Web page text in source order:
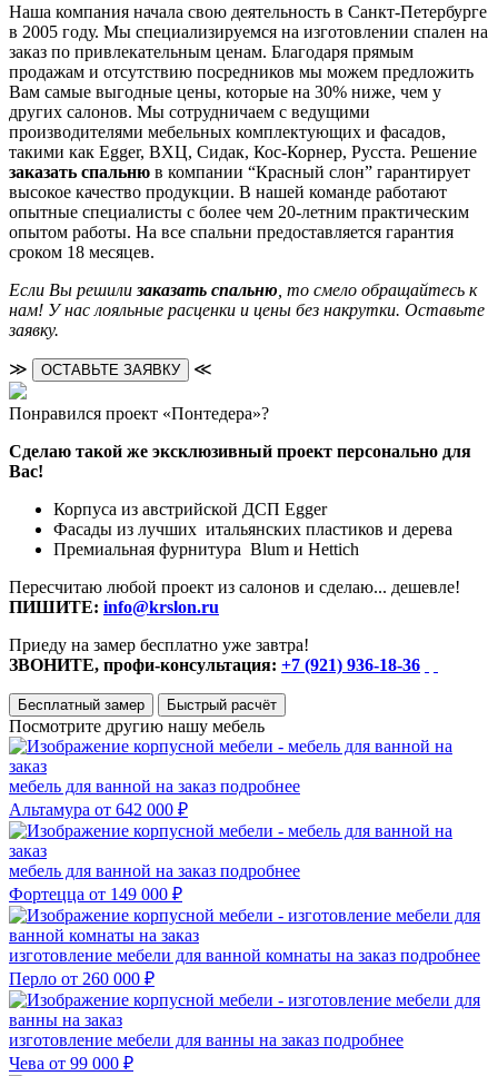
Наша компания начала свою деятельность в Санкт-Петербурге
в 2005 году. Мы специализируемся на изготовлении спален на
заказ по привлекательным ценам. Благодаря прямым
продажам и отсутствию посредников мы можем предложить
Вам самые выгодные цены, которые на 30% ниже, чем у
других салонов. Мы сотрудничаем с ведущими
производителями мебельных комплектующих и фасадов,
такими как Egger, ВХЦ, Сидак, Кос-Корнер, Русста. Решение
заказать спальню в компании “Красный слон” гарантирует
высокое качество продукции. В нашей команде работают
опытные специалисты с более чем 20-летним практическим
опытом работы. На все спальни предоставляется гарантия
сроком 18 месяцев.
Если Вы решили заказать спальню , то смело обращайтесь к
нам! У нас лояльные расценки и цены без накрутки. Оставьте
заявку.
≫ ОСТАВЬТЕ ЗАЯВКУ ≪
Понравился проект «Понтедера»?
Сделаю такой же эксклюзивный проект персонально для
Вас!
Корпуса из австрийской ДСП Egger
Фасады из лучших итальянских пластиков и дерева
Премиальная фурнитура Blum и Hettich
Пересчитаю любой проект из салонов и сделаю... дешевле!
ПИШИТЕ: info@krslon.ru
Приеду на замер бесплатно уже завтра!
ЗВОНИТЕ, профи-консультация: +7 (921) 936-18-36
Бесплатный замер Быстрый расчёт
Посмотрите другию нашу мебель
мебель для ванной на заказ подробнее
Альтамура от 642 000 ₽
мебель для ванной на заказ подробнее
Фортецца от 149 000 ₽
изготовление мебели для ванной комнаты на заказ подробнее
Перло от 260 000 ₽
изготовление мебели для ванны на заказ подробнее
Чева от 99 000 ₽